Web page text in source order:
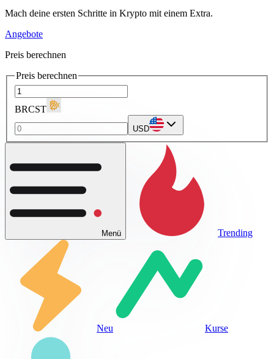
Mach deine ersten Schritte in Krypto mit einem Extra.
Angebote
Preis berechnen
Preis berechnen
BRCST
USD
Menü Trending
Neu Kurse